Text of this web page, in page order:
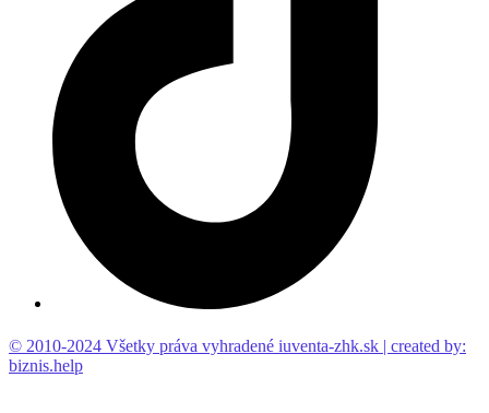
© 2010-2024 Všetky práva vyhradené iuventa-zhk.sk | created by:
biznis.help